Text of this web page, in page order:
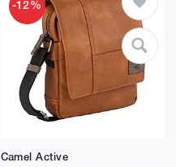
-12%
Camel Active